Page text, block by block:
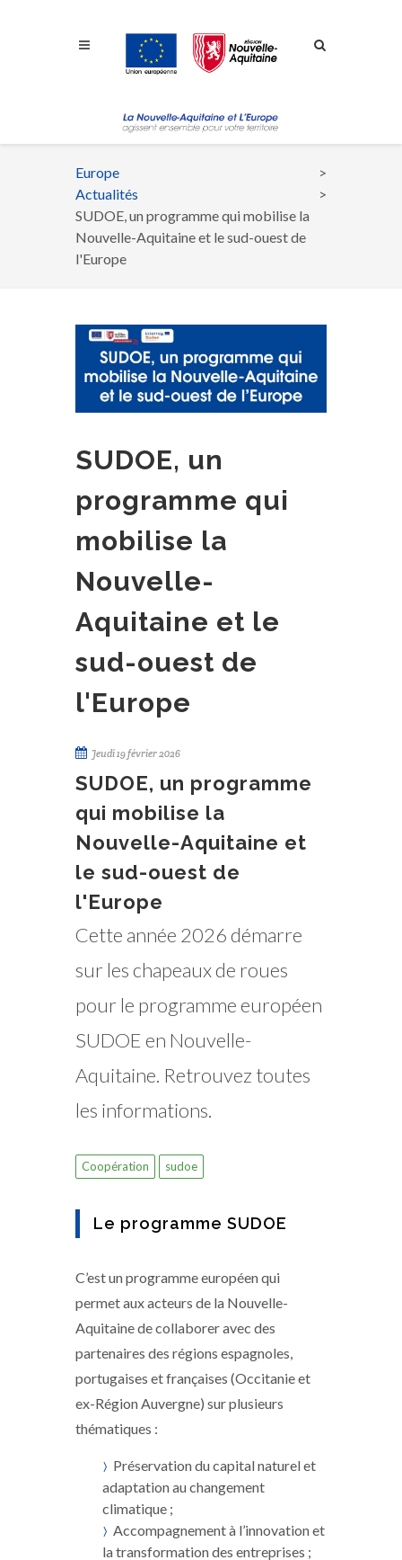
Fil
d'Ariane
Europe
Actualités
SUDOE, un programme qui mobilise la
Nouvelle-Aquitaine et le sud-ouest de
l'Europe
SUDOE, un
programme qui
mobilise la
Nouvelle-
Aquitaine et le
sud-ouest de
l'Europe
Jeudi 19 février 2026
SUDOE, un programme
qui mobilise la
Nouvelle-Aquitaine et
le sud-ouest de
l'Europe
Cette année 2026 démarre
sur les chapeaux de roues
pour le programme européen
SUDOE en Nouvelle-
Aquitaine. Retrouvez toutes
les informations.
Coopération sudoe
Le programme SUDOE
C’est un programme européen qui
permet aux acteurs de la Nouvelle-
Aquitaine de collaborer avec des
partenaires des régions espagnoles,
portugaises et françaises (Occitanie et
ex-Région Auvergne) sur plusieurs
thématiques :
Préservation du capital naturel et
adaptation au changement
climatique ;
Accompagnement à l’innovation et
la transformation des entreprises ;